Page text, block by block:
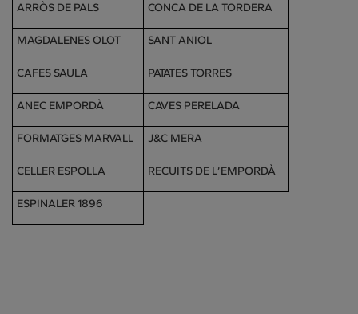
ARRÒS DE PALS CONCA DE LA TORDERA
MAGDALENES OLOT SANT ANIOL
CAFES SAULA PATATES TORRES
ANEC EMPORDÀ CAVES PERELADA
FORMATGES MARVALL J&C MERA
CELLER ESPOLLA RECUITS DE L’EMPORDÀ
ESPINALER 1896